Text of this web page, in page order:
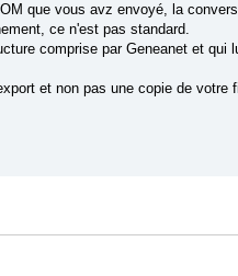
que vous avz envoyé, la
ce n'est pas standard.
comprise par Geneanet et qui
et non pas une copie de votre